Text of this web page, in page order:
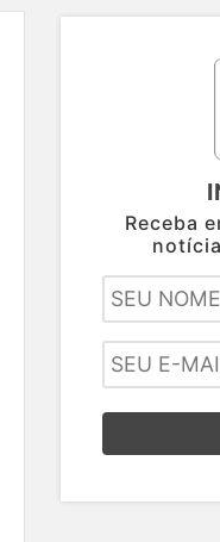
Receba